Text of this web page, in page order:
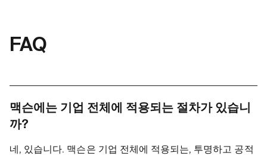
FAQ
맥슨에는 기업 전체에 적용되는 절차가 있습니
까?
네, 있습니다. 맥슨은 기업 전체에 적용되는, 투명하고 공적